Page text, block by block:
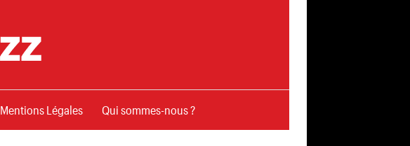
Mentions Légales Qui sommes-nous ?